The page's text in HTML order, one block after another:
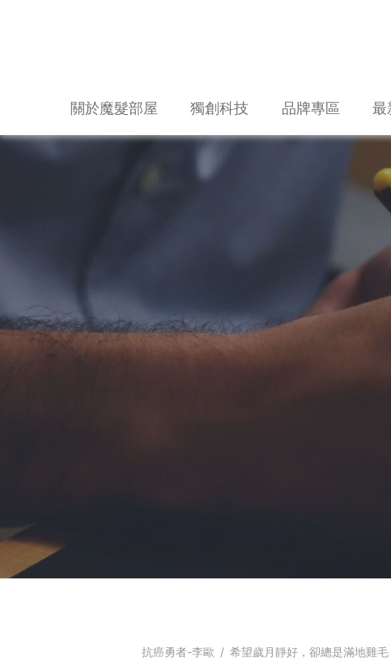
關於魔髮部屋 獨創科技 品牌專區 最
抗癌勇者-李歐 / 希望歲月靜好，卻總是滿地雞毛